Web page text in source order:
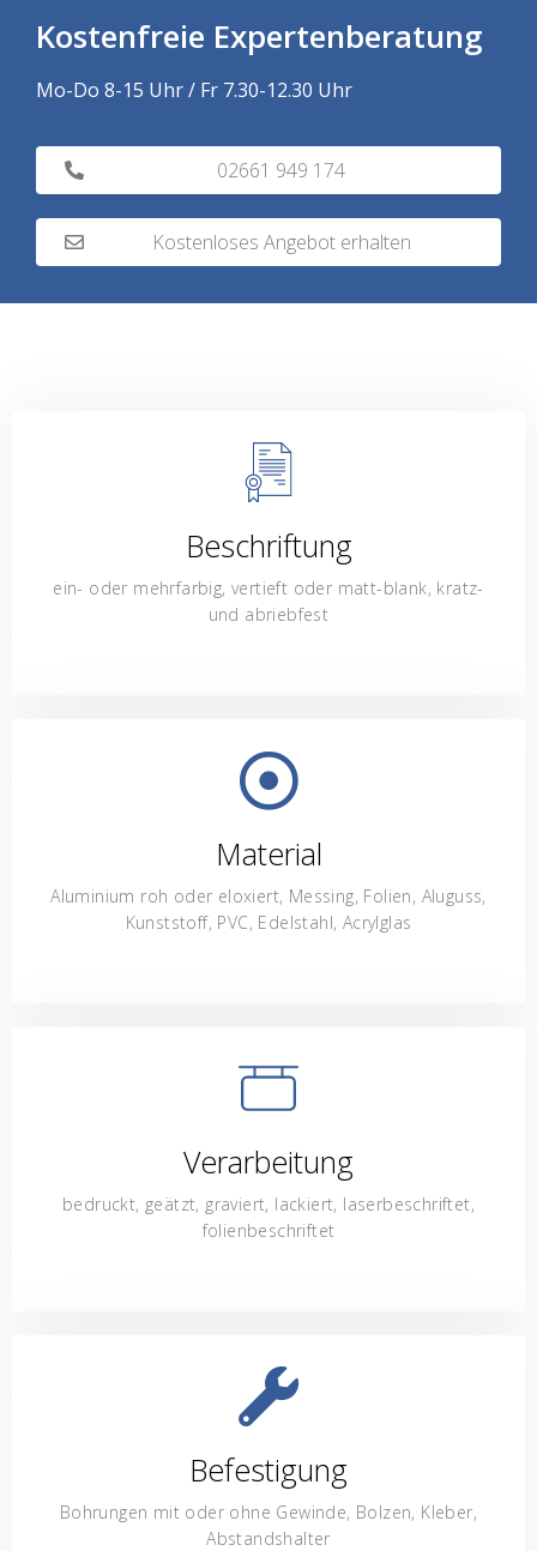
Kostenfreie Expertenberatung
Mo-Do 8-15 Uhr / Fr 7.30-12.30 Uhr
02661 949 174
Kostenloses Angebot erhalten
Beschriftung
ein- oder mehrfarbig, vertieft oder matt-blank, kratz-
und abriebfest
Material
Aluminium roh oder eloxiert, Messing, Folien, Aluguss,
Kunststoff, PVC, Edelstahl, Acrylglas
Verarbeitung
bedruckt, geätzt, graviert, lackiert, laserbeschriftet,
folienbeschriftet
Befestigung
Bohrungen mit oder ohne Gewinde, Bolzen, Kleber,
Abstandshalter